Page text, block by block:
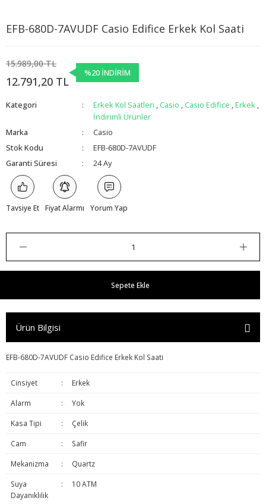
EFB-680D-7AVUDF Casio Edifice Erkek Kol Saati
15.989,00 TL
12.791,20 TL
%20 İNDİRİM
Kategori Erkek Kol Saatleri , Casio , Casio Edifice ,Erkek ,
İndirimli Ürünler
Marka
Casio
Stok Kodu
EFB-680D-7AVUDF
Garanti Süresi
24 Ay
Tavsiye Et Fiyat Alarmı Yorum Yap
Sepete Ekle
Ürün Bilgisi
EFB-680D-7AVUDF Casio Edifice Erkek Kol Saati
Cinsiyet : Erkek
Alarm : Yok
Kasa Tipi : Çelik
Cam : Safir
Mekanizma : Quartz
Suya
Dayanıklılık
: 10 ATM